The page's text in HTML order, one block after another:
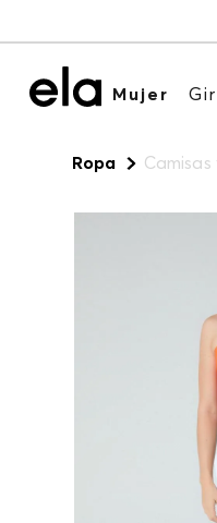
Mujer
Ropa Camisas